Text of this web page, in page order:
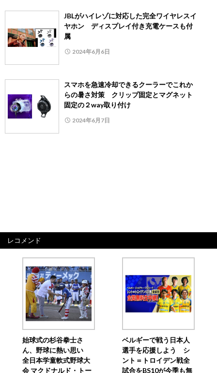
JBLがハイレゾに対応した完全ワイヤレスイ
ヤホン ディスプレイ付き充電ケースも付
属
2024年6月6日
スマホを急速冷却できるクーラーでこれか
らの暑さ対策 クリップ固定とマグネット
固定の２way取り付け
2024年6月7日
レコメンド
始球式の杉谷拳士さ
ん、野球に熱い思い
全日本学童軟式野球大
会 マクドナルド・トー
ベルギーで戦う日本人
選手を応援しよう シ
ント＝トロイデン戦全
試合をBS10が今季も無